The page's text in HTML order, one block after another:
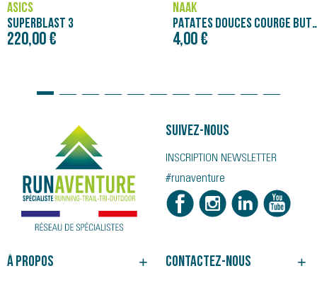
ASICS
SUPERBLAST 3
220,00 €
NÄAK
PATATES DOUCES COURGE
4,00 €
À propos Contactez-nous
Suivez-nous
INSCRIPTION NEWSLETTER
#runaventure